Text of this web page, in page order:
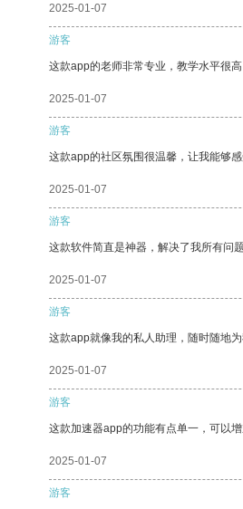
2025-01-07
游客
这款app的老师非常专业，教学水平很
2025-01-07
游客
这款app的社区氛围很温馨，让我能够感
2025-01-07
游客
这款软件简直是神器，解决了我所有问题
2025-01-07
游客
这款app就像我的私人助理，随时随地为
2025-01-07
游客
这款加速器app的功能有点单一，可以
2025-01-07
游客